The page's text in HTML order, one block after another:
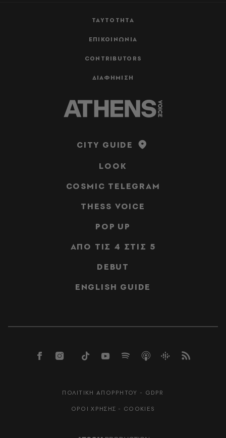
ΤΑΥΤΟΤΗΤΑ
ΕΠΙΚΟΙΝΩΝΙΑ
CONTRIBUTORS
ΔΙΑΦΗΜΙΣΗ
CITY GUIDE
LOOK
COSMIC TELEGRAM
THESS VOICE
POP UP
ΑΠΟ ΤΙΣ 4 ΣΤΙΣ 5
DEBUT
ENGLISH GUIDE
ΠΟΛΙΤΙΚΗ ΑΠΟΡΡΗΤΟΥ - GDPR
ΟΡΟΙ ΧΡΗΣΗΣ - COOKIES